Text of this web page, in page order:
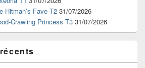
Hitman’s Fave T2 31/07/2026
Crawling Princess T3 31/07/2026